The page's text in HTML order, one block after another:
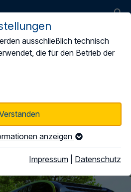
ausschließlich technisch
die für den Betrieb der
anzeigen
Impressum Datenschutz